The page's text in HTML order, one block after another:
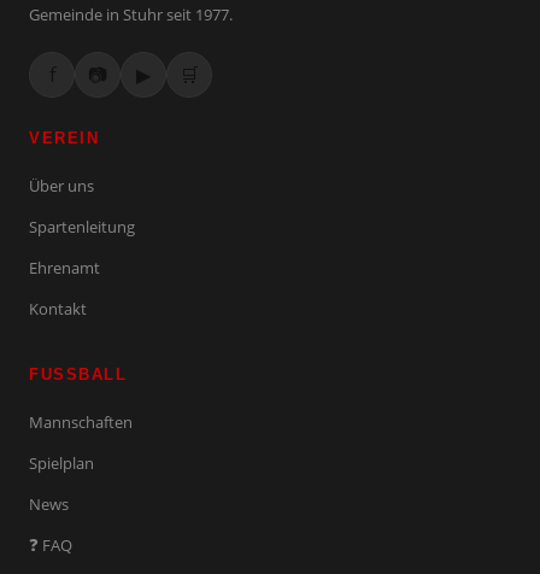
Gemeinde in Stuhr seit 1977.
f 📷 ▶ 🛒
VEREIN
Über uns
Spartenleitung
Ehrenamt
Kontakt
FUSSBALL
Mannschaften
Spielplan
News
❓ FAQ